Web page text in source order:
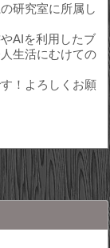
研究室に所属し
AIを利用したブ
生活にむけての
！よろしくお願